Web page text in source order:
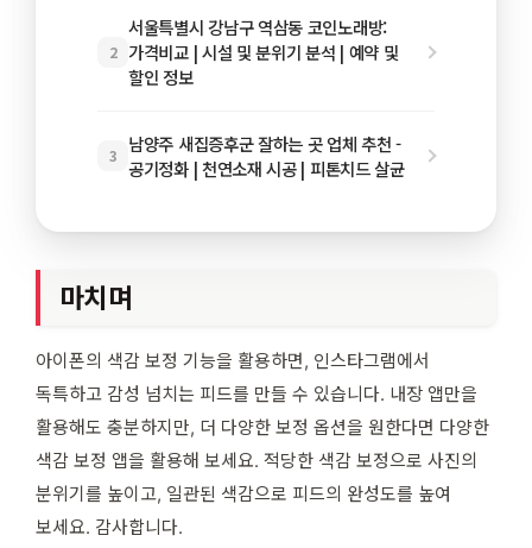
2
서울특별시 강남구 역삼동 코인노래방:
가격비교 | 시설 및 분위기 분석 | 예약 및
할인 정보
3
남양주 새집증후군 잘하는 곳 업체 추천 -
공기정화 | 천연소재 시공 | 피톤치드 살균
마치며
아이폰의 색감 보정 기능을 활용하면, 인스타그램에서
독특하고 감성 넘치는 피드를 만들 수 있습니다. 내장 앱만을
활용해도 충분하지만, 더 다양한 보정 옵션을 원한다면 다양한
색감 보정 앱을 활용해 보세요. 적당한 색감 보정으로 사진의
분위기를 높이고, 일관된 색감으로 피드의 완성도를 높여
보세요. 감사합니다.